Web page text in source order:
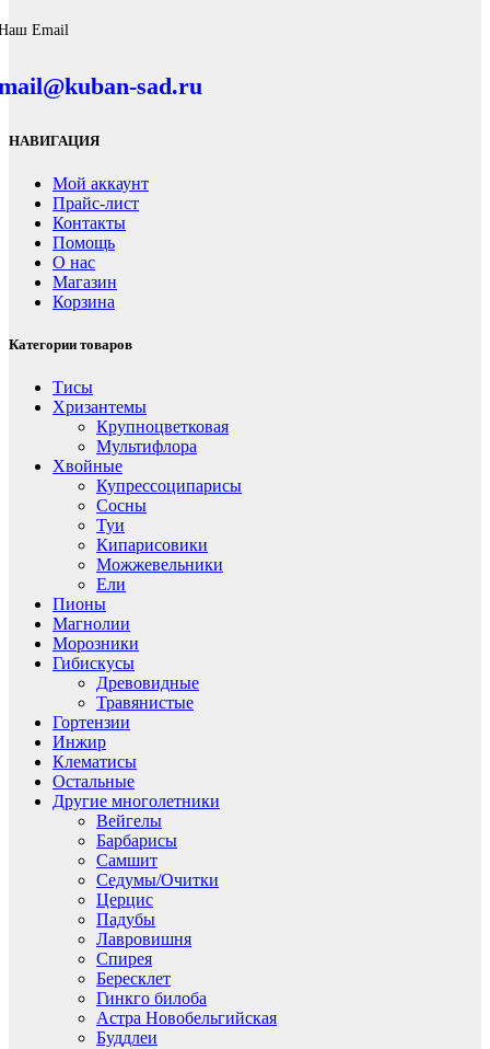
Email
sad.ru
НАВИГАЦИЯ
Мой аккаунт
Прайс-лист
Контакты
Помощь
О нас
Магазин
Корзина
Категории товаров
Тисы
Хризантемы
Крупноцветковая
Мультифлора
Хвойные
Купрессоципарисы
Сосны
Туи
Кипарисовики
Можжевельники
Ели
Пионы
Магнолии
Морозники
Гибискусы
Древовидные
Травянистые
Гортензии
Инжир
Клематисы
Остальные
Другие многолетники
Вейгелы
Барбарисы
Самшит
Седумы/Очитки
Церцис
Падубы
Лавровишня
Спирея
Бересклет
Гинкго билоба
Астра Новобельгийская
Буддлеи